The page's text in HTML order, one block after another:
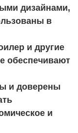
дизайнами,
в
и другие
обеспечивают
и доверены
и